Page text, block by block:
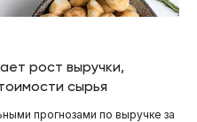
рост выручки,
сырья
прогнозами по выручке за